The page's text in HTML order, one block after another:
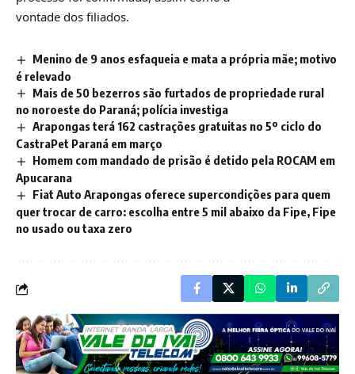
vontade dos filiados.
Menino de 9 anos esfaqueia e mata a própria mãe; motivo
é relevado
Mais de 50 bezerros são furtados de propriedade rural
no noroeste do Paraná; polícia investiga
Arapongas terá 162 castrações gratuitas no 5º ciclo do
CastraPet Paraná em março
Homem com mandado de prisão é detido pela ROCAM em
Apucarana
Fiat Auto Arapongas oferece supercondições para quem
quer trocar de carro: escolha entre 5 mil abaixo da Fipe, Fipe
no usado ou taxa zero